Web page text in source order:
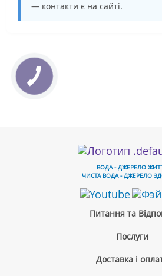
— контакти є на сайті.
ВОДА - ДЖЕРЕЛО
ЧИСТА ВОДА - ДЖЕРЕЛО
Питання та
Послуги
Доставка і